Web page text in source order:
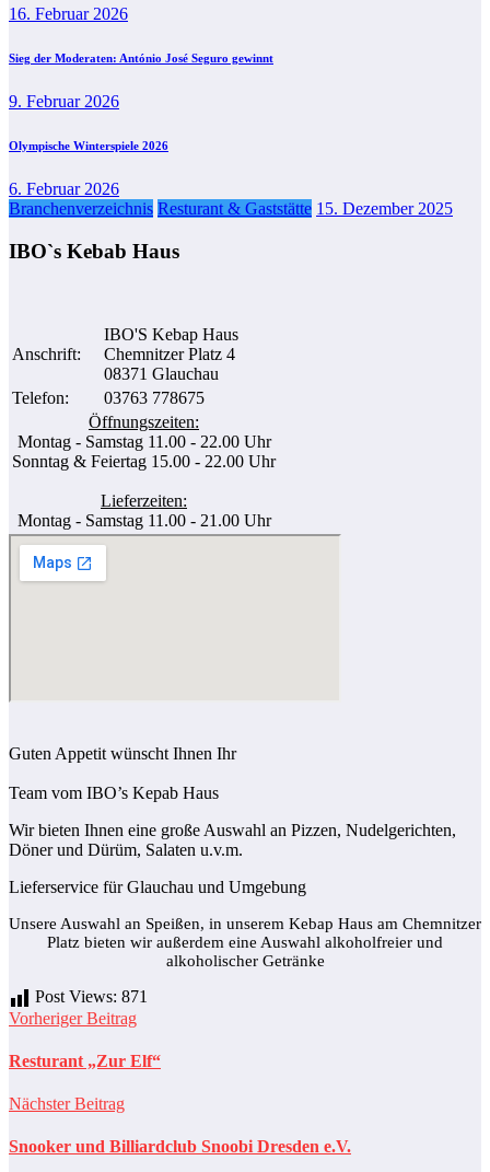
16. Februar 2026
Sieg der Moderaten: António José Seguro gewinnt
9. Februar 2026
Olympische Winterspiele 2026
6. Februar 2026
Branchenverzeichnis Resturant & Gaststätte 15. Dezember 2025
IBO`s Kebab Haus
Anschrift:
IBO'S Kebap Haus
Chemnitzer Platz 4
08371 Glauchau
Telefon:
03763 778675
Öffnungszeiten:
Montag - Samstag 11.00 - 22.00 Uhr
Sonntag & Feiertag 15.00 - 22.00 Uhr
Lieferzeiten:
Montag - Samstag 11.00 - 21.00 Uhr
Guten Appetit wünscht Ihnen Ihr
Team vom IBO’s Kepab Haus
Wir bieten Ihnen eine große Auswahl an Pizzen, Nudelgerichten,
Döner und Dürüm, Salaten u.v.m.
Lieferservice für Glauchau und Umgebung
Unsere Auswahl an Speißen, in unserem Kebap Haus am Chemnitzer
Platz bieten wir außerdem eine Auswahl alkoholfreier und
alkoholischer Getränke
Post Views: 871
Vorheriger Beitrag
Resturant „Zur Elf“
Nächster Beitrag
Snooker und Billiardclub Snoobi Dresden e.V.